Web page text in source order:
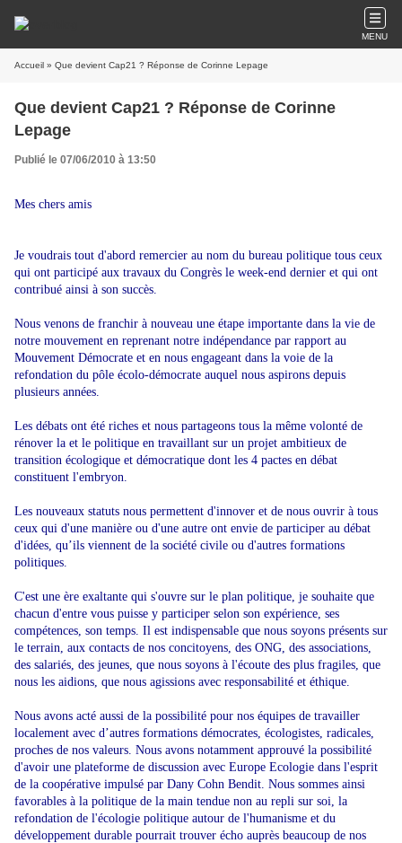
MENU
Accueil » Que devient Cap21 ? Réponse de Corinne Lepage
Que devient Cap21 ? Réponse de Corinne
Lepage
Publié le 07/06/2010 à 13:50
Mes chers amis
Je voudrais tout d'abord remercier au nom du bureau politique tous ceux
qui ont participé aux travaux du Congrès le week-end dernier et qui ont
contribué ainsi à son succès.
Nous venons de franchir à nouveau une étape importante dans la vie de
notre mouvement en reprenant notre indépendance par rapport au
Mouvement Démocrate et en nous engageant dans la voie de la
refondation du pôle écolo-démocrate auquel nous aspirons depuis
plusieurs années.
Les débats ont été riches et nous partageons tous la même volonté de
rénover la et le politique en travaillant sur un projet ambitieux de
transition écologique et démocratique dont les 4 pactes en débat
constituent l'embryon.
Les nouveaux statuts nous permettent d'innover et de nous ouvrir à tous
ceux qui d'une manière ou d'une autre ont envie de participer au débat
d'idées, qu’ils viennent de la société civile ou d'autres formations
politiques.
C'est une ère exaltante qui s'ouvre sur le plan politique, je souhaite que
chacun d'entre vous puisse y participer selon son expérience, ses
compétences, son temps. Il est indispensable que nous soyons présents sur
le terrain, aux contacts de nos concitoyens, des ONG, des associations,
des salariés, des jeunes, que nous soyons à l'écoute des plus fragiles, que
nous les aidions, que nous agissions avec responsabilité et éthique.
Nous avons acté aussi de la possibilité pour nos équipes de travailler
localement avec d’autres formations démocrates, écologistes, radicales,
proches de nos valeurs. Nous avons notamment approuvé la possibilité
d'avoir une plateforme de discussion avec Europe Ecologie dans l'esprit
de la coopérative impulsé par Dany Cohn Bendit. Nous sommes ainsi
favorables à la politique de la main tendue non au repli sur soi, la
refondation de l'écologie politique autour de l'humanisme et du
développement durable pourrait trouver écho auprès beaucoup de nos